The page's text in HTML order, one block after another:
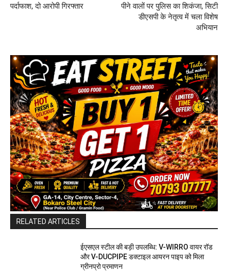
पर्दाफाश, दो आरोपी गिरफ्तार
पीने वालों पर पुलिस का शिकंजा, सिटी
डीएसपी के नेतृत्व में चला विशेष
अभियान
RELATED ARTICLES
ईएसएल स्टील की बड़ी उपलब्धि: V-WIRRO वायर रॉड
और V-DUCPIPE डक्टाइल आयरन पाइप को मिला
ग्रीनप्रो प्रमाणन